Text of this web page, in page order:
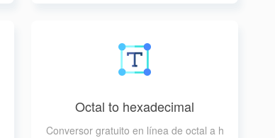
Octal to hexadecimal
Conversor gratuito en línea de octal a h